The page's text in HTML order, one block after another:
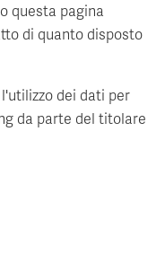
questa pagina
di quanto disposto
dei dati per
da parte del titolare